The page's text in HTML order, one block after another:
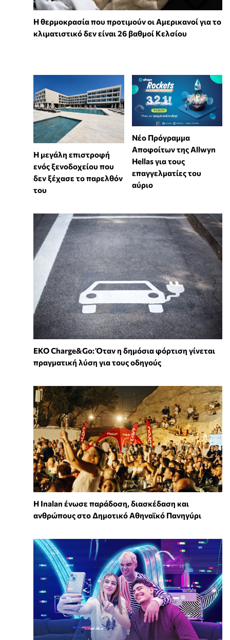
Η θερμοκρασία που προτιμούν οι Αμερικανοί για το
κλιματιστικό δεν είναι 26 βαθμοί Κελσίου
Η μεγάλη επιστροφή
ενός ξενοδοχείου που
δεν ξέχασε το παρελθόν
του
Νέο Πρόγραμμα
Αποφοίτων της Allwyn
Hellas για τους
επαγγελματίες του
αύριο
EKO Charge&Go: Όταν η δημόσια φόρτιση γίνεται
πραγματική λύση για τους οδηγούς
Η Inalan ένωσε παράδοση, διασκέδαση και
ανθρώπους στο Δημοτικό Αθηναϊκό Πανηγύρι